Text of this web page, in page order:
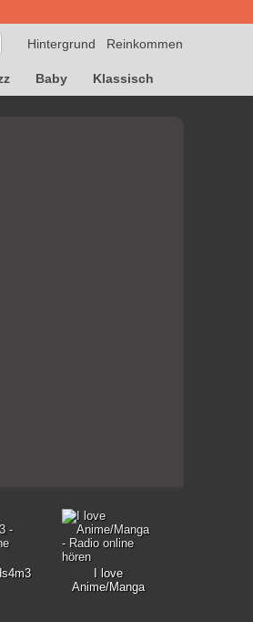
Reinkommen
Hintergrund
Baby Klassisch
I love
Anime/Manga